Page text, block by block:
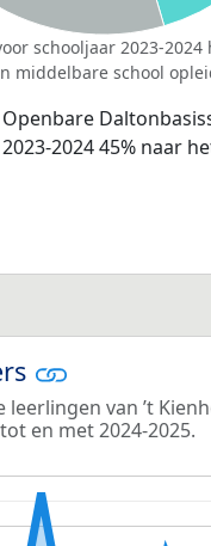
schooljaar 2023-
middelbare school
2024 45% naar
leerlingen van ’t
en met 2024-2025.